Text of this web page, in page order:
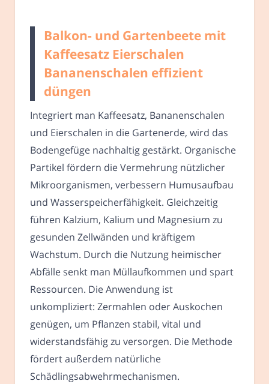
Balkon- und Gartenbeete mit
Kaffeesatz Eierschalen
Bananenschalen effizient
düngen
Integriert man Kaffeesatz, Bananenschalen
und Eierschalen in die Gartenerde, wird das
Bodengefüge nachhaltig gestärkt. Organische
Partikel fördern die Vermehrung nützlicher
Mikroorganismen, verbessern Humusaufbau
und Wasserspeicherfähigkeit. Gleichzeitig
führen Kalzium, Kalium und Magnesium zu
gesunden Zellwänden und kräftigem
Wachstum. Durch die Nutzung heimischer
Abfälle senkt man Müllaufkommen und spart
Ressourcen. Die Anwendung ist
unkompliziert: Zermahlen oder Auskochen
genügen, um Pflanzen stabil, vital und
widerstandsfähig zu versorgen. Die Methode
fördert außerdem natürliche
Schädlingsabwehrmechanismen.